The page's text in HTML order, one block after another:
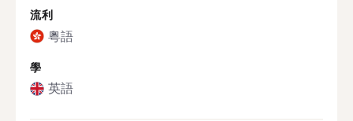
流利
粵語
學
英語